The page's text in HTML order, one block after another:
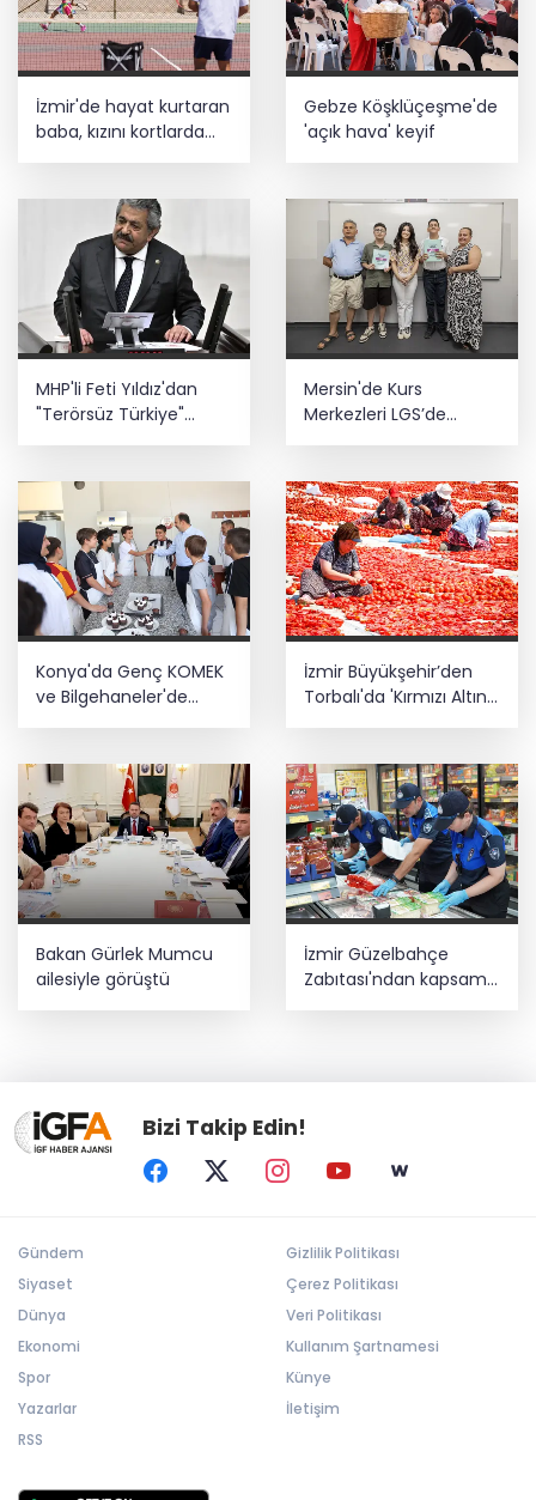
İzmir'de hayat kurtaran
baba, kızını kortlarda
Gebze Köşklüçeşme'de
'açık hava' keyif
MHP'li Feti Yıldız'dan
"Terörsüz Türkiye"
sonuç üretecek
Mersin'de Kurs
Merkezleri LGS’de
Konya'da Genç KOMEK
ve Bilgehaneler'de
eğlenceli yaz
İzmir Büyükşehir’den
Torbalı'da 'Kırmızı Altın'
mesaisi
Bakan Gürlek Mumcu
ailesiyle görüştü
İzmir Güzelbahçe
Zabıtası'ndan kapsamlı
gıda denetimi
Bizi Takip Edin!
Gündem
Siyaset
Dünya
Ekonomi
Spor
Yazarlar
RSS
Gizlilik Politikası
Çerez Politikası
Veri Politikası
Kullanım Şartnamesi
Künye
İletişim